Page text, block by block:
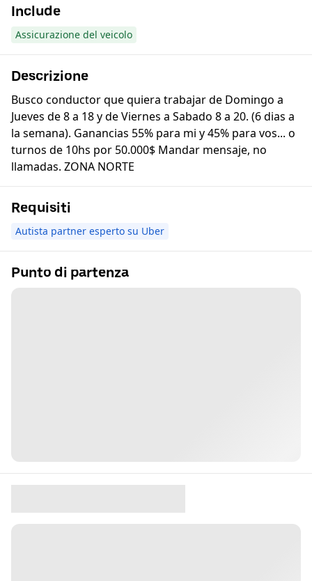
Include
Assicurazione del veicolo
Descrizione
Busco conductor que quiera trabajar de Domingo a
Jueves de 8 a 18 y de Viernes a Sabado 8 a 20. (6 dias a
la semana). Ganancias 55% para mi y 45% para vos... o
turnos de 10hs por 50.000$ Mandar mensaje, no
llamadas. ZONA NORTE
Requisiti
Autista partner esperto su Uber
Punto di partenza